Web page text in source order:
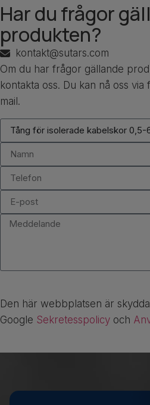
Har du frågor
produkten?
kontakt@sutars.com
Om du har frågor gällande
kontakta oss. Du kan nå oss
mail.
Den här webbplatsen är
Google Sekretesspolicy och